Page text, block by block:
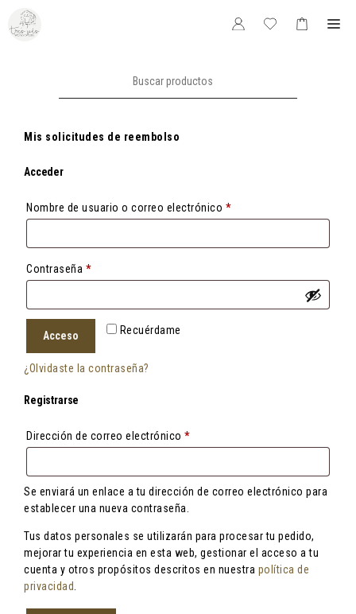
Saltar
contenido
Mis solicitudes de reembolso
Acceder
Nombre de usuario o correo electrónico *Obligatorio
Contraseña *Obligatorio
Recuérdame
Acceso
¿Olvidaste la contraseña?
Registrarse
Dirección de correo electrónico *Obligatorio
Se enviará un enlace a tu dirección de correo electrónico para
establecer una nueva contraseña.
Tus datos personales se utilizarán para procesar tu pedido,
mejorar tu experiencia en esta web, gestionar el acceso a tu
cuenta y otros propósitos descritos en nuestra política de
privacidad